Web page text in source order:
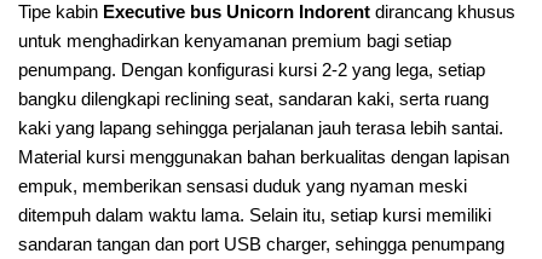
Tipe kabin Executive bus Unicorn Indorent dirancang khusus
untuk menghadirkan kenyamanan premium bagi setiap
penumpang. Dengan konfigurasi kursi 2-2 yang lega, setiap
bangku dilengkapi reclining seat, sandaran kaki, serta ruang
kaki yang lapang sehingga perjalanan jauh terasa lebih santai.
Material kursi menggunakan bahan berkualitas dengan lapisan
empuk, memberikan sensasi duduk yang nyaman meski
ditempuh dalam waktu lama. Selain itu, setiap kursi memiliki
sandaran tangan dan port USB charger, sehingga penumpang